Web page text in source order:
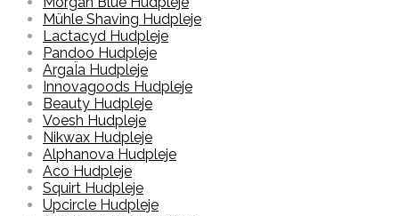
Mühle Shaving Hudpleje
Lactacyd Hudpleje
Pandoo Hudpleje
ArgaÏa Hudpleje
Innovagoods Hudpleje
Beauty Hudpleje
Voesh Hudpleje
Nikwax Hudpleje
Alphanova Hudpleje
Aco Hudpleje
Squirt Hudpleje
Upcircle Hudpleje